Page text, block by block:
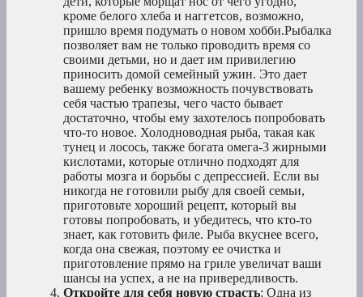
кроме белого хлеба и наггетсов, возможно,
пришло время подумать о новом хобби.Рыбалка
позволяет вам не только проводить время со
своими детьми, но и дает им привилегию
приносить домой семейный ужин. Это дает
вашему ребенку возможность почувствовать
себя частью трапезы, чего часто бывает
достаточно, чтобы ему захотелось попробовать
что-то новое. Холодноводная рыба, такая как
тунец и лосось, также богата омега-3 жирными
кислотами, которые отлично подходят для
работы мозга и борьбы с депрессией. Если вы
никогда не готовили рыбу для своей семьи,
приготовьте хороший рецепт, который вы
готовы попробовать, и убедитесь, что кто-то
знает, как готовить филе. Рыба вкуснее всего,
когда она свежая, поэтому ее очистка и
приготовление прямо на гриле увеличат ваши
шансы на успех, а не на привередливость.
Откройте для себя новую страсть: Одна из